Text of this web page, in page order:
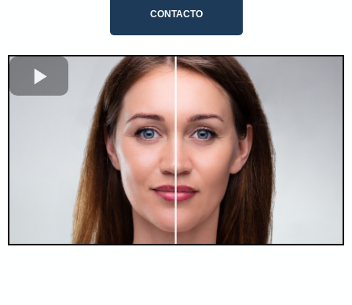
CONTACTO